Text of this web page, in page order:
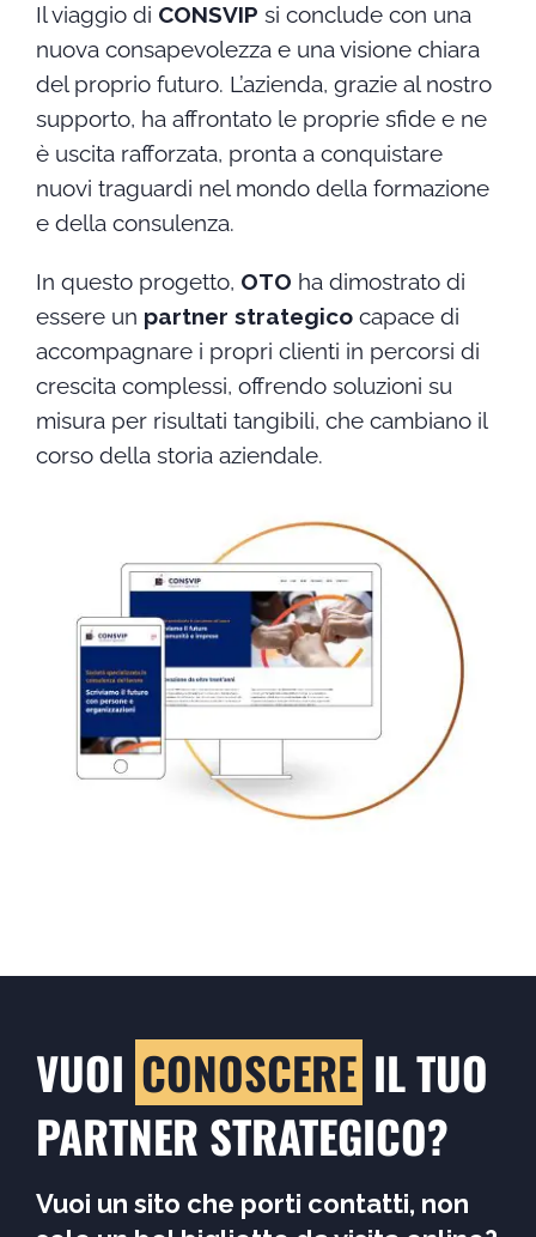
Il viaggio di CONSVIP si conclude con una
nuova consapevolezza e una visione chiara
del proprio futuro. L’azienda, grazie al nostro
supporto, ha affrontato le proprie sfide e ne
è uscita rafforzata, pronta a conquistare
nuovi traguardi nel mondo della formazione
e della consulenza.
In questo progetto, OTO ha dimostrato di
essere un partner strategicocapace di
accompagnare i propri clienti in percorsi di
crescita complessi, offrendo soluzioni su
misura per risultati tangibili, che cambiano il
corso della storia aziendale.
VUOI CONOSCERE IL TUO
PARTNER STRATEGICO?
Vuoi un sito che porti contatti, non